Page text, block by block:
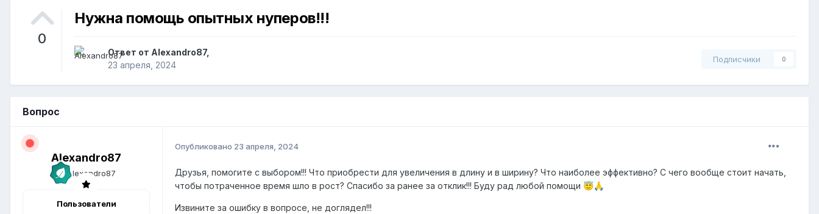
0
Нужна помощь опытных нуперов!!!
Ответ от Alexandro87,
23 апреля, 2024
Подписчики 0
Вопрос
Alexandro87
Пользователи
Опубликовано 23 апреля, 2024
Друзья, помогите с выбором!!! Что приобрести для увеличения в длину и в ширину? Что наиболее эффективно? С чего вообще стоит начать,
чтобы потраченное время шло в рост? Спасибо за ранее за отклик!!! Буду рад любой помощи 😇🙏
Извините за ошибку в вопросе, не доглядел!!!